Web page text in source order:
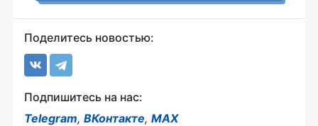
Поделитесь новостью:
Подпишитесь на нас:
Telegram, ВКонтакте, MAX